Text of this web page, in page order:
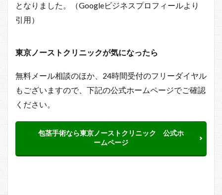
となりました。（Googleビジネスプロフィールより
引用）
東京ノーストクリニックが気になったら
無料メール相談のほか、24時間受付のフリーダイヤル
もございますので、下記の公式ホームページでご確認
ください。
包茎手術なら東京ノーストクリニック 公式ホ
ームページ